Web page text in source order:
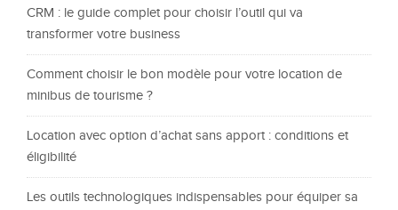
CRM : le guide complet pour choisir l’outil qui va
transformer votre business
Comment choisir le bon modèle pour votre location de
minibus de tourisme ?
Location avec option d’achat sans apport : conditions et
éligibilité
Les outils technologiques indispensables pour équiper sa